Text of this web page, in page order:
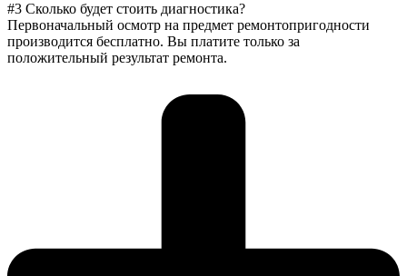
#3 Сколько будет стоить диагностика?
Первоначальный осмотр на предмет ремонтопригодности
производится бесплатно. Вы платите только за
положительный результат ремонта.